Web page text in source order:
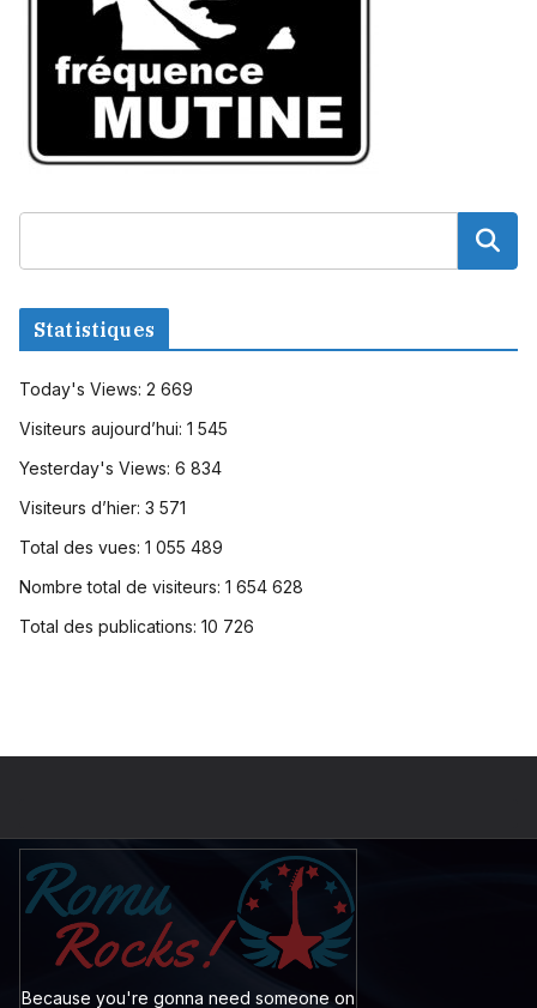
Statistiques
Today's Views: 2 669
Visiteurs aujourd’hui: 1 545
Yesterday's Views: 6 834
Visiteurs d’hier: 3 571
Total des vues: 1 055 489
Nombre total de visiteurs: 1 654 628
Total des publications: 10 726
Because you're gonna need someone on